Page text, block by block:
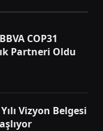
COP31
Partneri Oldu
Vizyon Belgesi